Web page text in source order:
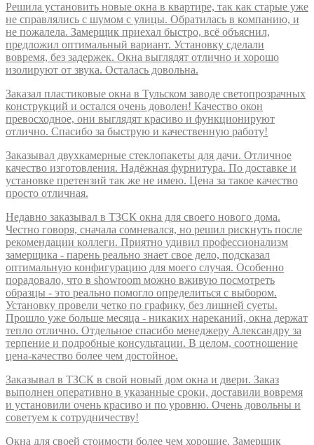
Решила установить новые окна в квартире, так как старые уже
не справлялись с шумом с улицы. Обратилась в компанию, и
не пожалела. Замерщик приехал быстро, всё объяснил,
предложил оптимальный вариант. Установку сделали
вовремя, без задержек. Окна выглядят отлично и хорошо
изолируют от звука. Осталась довольна.
Заказал пластиковые окна в Тульском заводе светопрозрачных
конструкций и остался очень доволен! Качество окон
превосходное, они выглядят красиво и функционируют
отлично. Спасибо за быструю и качественную работу!
Заказывал двухкамерные стеклопакеты для дачи. Отличное
качество изготовления. Надёжная фурнитура. По доставке и
установке претензий так же не имею. Цена за такое качество
просто отличная.
Недавно заказывал в ТЗСК окна для своего нового дома.
Честно говоря, сначала сомневался, но решил рискнуть после
рекомендации коллеги. Приятно удивил профессионализм
замерщика - парень реально знает свое дело, подсказал
оптимальную конфигурацию для моего случая. Особенно
порадовало, что в showroom можно вживую посмотреть
образцы - это реально помогло определиться с выбором.
Установку провели четко по графику, без лишней суеты.
Прошло уже больше месяца - никаких нареканий, окна держат
тепло отлично. Отдельное спасибо менеджеру Александру за
терпение и подробные консультации. В целом, соотношение
цена-качество более чем достойное.
Заказывал в ТЗСК в свой новый дом окна и двери. Заказ
выполнен оперативно в указанные сроки, доставили вовремя
и установили очень красиво и по уровню. Очень довольны и
советуем к сотрудничеству!
Окна для своей стоимости более чем хорошие. Замерщик